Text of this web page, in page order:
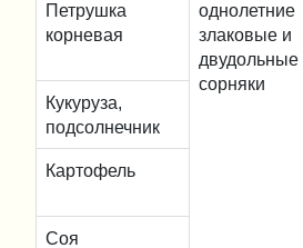
Петрушка
корневая
однолетние
злаковые и
двудольные
сорняки
Кукуруза,
подсолнечник
Картофель
Соя